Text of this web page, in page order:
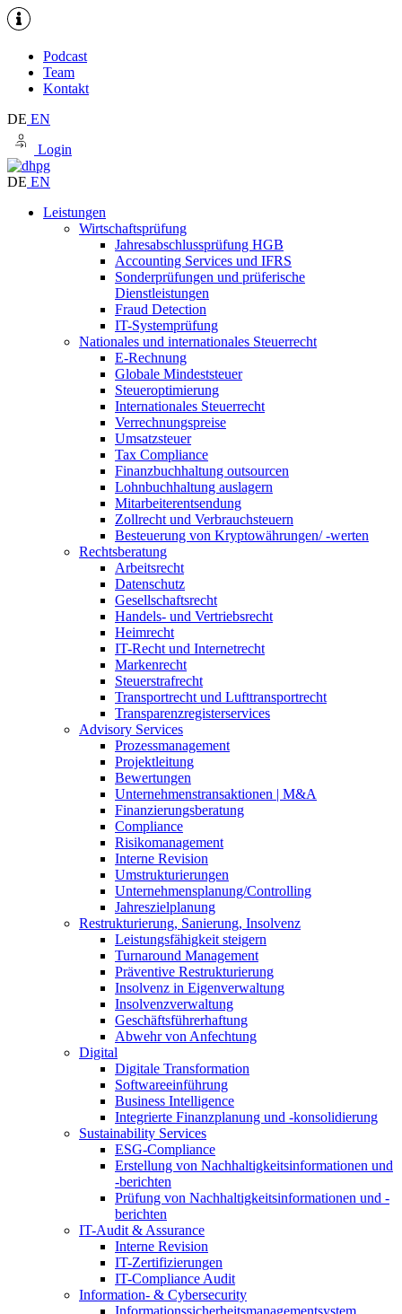
Podcast
Team
Kontakt
DE EN
Login
DE EN
Leistungen
Wirtschaftsprüfung
Jahresabschlussprüfung HGB
Accounting Services und IFRS
Sonderprüfungen und prüferische
Dienstleistungen
Fraud Detection
IT-Systemprüfung
Nationales und internationales Steuerrecht
E-Rechnung
Globale Mindeststeuer
Steueroptimierung
Internationales Steuerrecht
Verrechnungspreise
Umsatzsteuer
Tax Compliance
Finanzbuchhaltung outsourcen
Lohnbuchhaltung auslagern
Mitarbeiterentsendung
Zollrecht und Verbrauchsteuern
Besteuerung von Kryptowährungen/ -werten
Rechtsberatung
Arbeitsrecht
Datenschutz
Gesellschaftsrecht
Handels- und Vertriebsrecht
Heimrecht
IT-Recht und Internetrecht
Markenrecht
Steuerstrafrecht
Transportrecht und Lufttransportrecht
Transparenzregisterservices
Advisory Services
Prozessmanagement
Projektleitung
Bewertungen
Unternehmenstransaktionen | M&A
Finanzierungsberatung
Compliance
Risikomanagement
Interne Revision
Umstrukturierungen
Unternehmensplanung/Controlling
Jahreszielplanung
Restrukturierung, Sanierung, Insolvenz
Leistungsfähigkeit steigern
Turnaround Management
Präventive Restrukturierung
Insolvenz in Eigenverwaltung
Insolvenzverwaltung
Geschäftsführerhaftung
Abwehr von Anfechtung
Digital
Digitale Transformation
Softwareeinführung
Business Intelligence
Integrierte Finanzplanung und -konsolidierung
Sustainability Services
ESG-Compliance
Erstellung von Nachhaltigkeitsinformationen und
-berichten
Prüfung von Nachhaltigkeitsinformationen und -
berichten
IT-Audit & Assurance
Interne Revision
IT-Zertifizierungen
IT-Compliance Audit
Information- & Cybersecurity
Informationssicherheitsmanagementsystem